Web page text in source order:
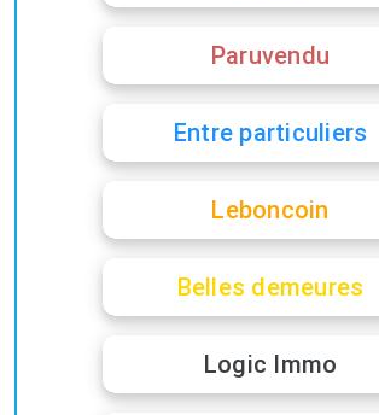
Paruvendu
Entre particuliers
Leboncoin
Belles demeures
Logic Immo